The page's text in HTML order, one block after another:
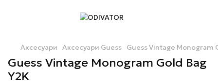
Аксесуари Аксесуари Guess Guess Vintage Monogram
Guess Vintage Monogram Gold Bag
Y2K